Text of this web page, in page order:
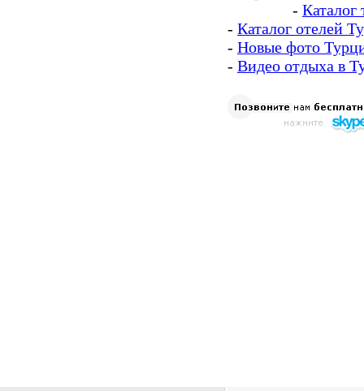
- Каталог
- Каталог отелей
- Новые фото
- Видео отдыха в